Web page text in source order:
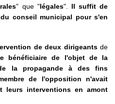
" que "légales". Il suffit de
conseil municipal pour s'en
de deux dirigeantsde
bénéficiaire de l'objet de la
la propagande à des fins
de l'opposition n'avait
leurs interventions en amont